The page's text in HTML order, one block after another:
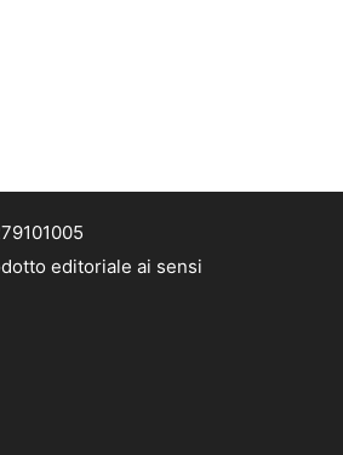
editoriale ai sensi